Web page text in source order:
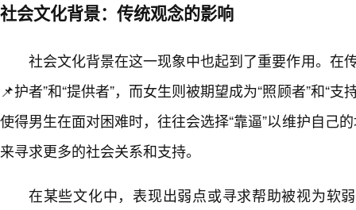
社会文化背景：传统观念的影响
社会文化背景在这一现象中也起到了重要作用。在
📌护者”和“提供者”，而女生则被期望成为“照顾者”和“
使得男生在面对困难时，往往会选择“靠逼”以维护自己
来寻求更多的社会关系和支持。
在某些文化中，表现出弱点或寻求帮助被视为软